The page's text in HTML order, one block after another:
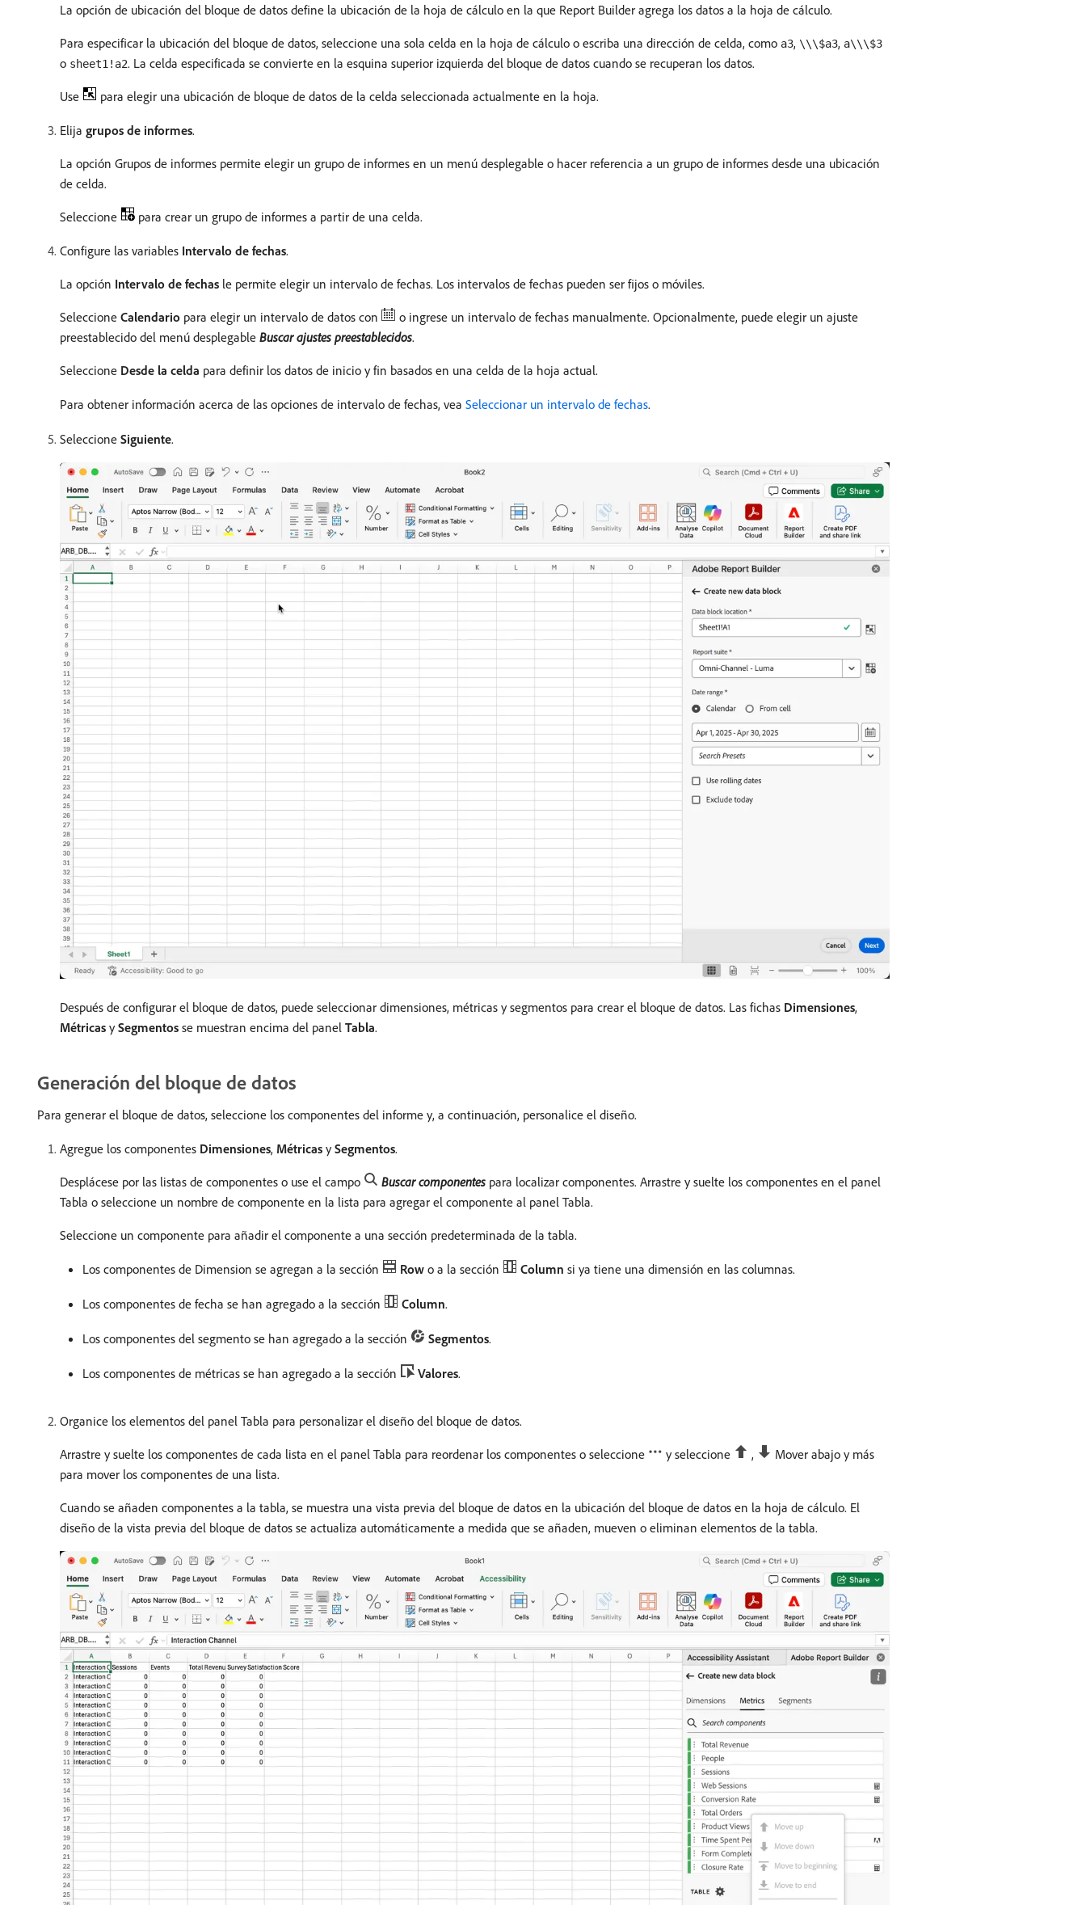
La opción de ubicación del bloque de datos define la ubicación de la hoja de cálculo en la que Report Builder agrega los datos a la hoja de cálculo.
Para especificar la ubicación del bloque de datos, seleccione una sola celda en la hoja de cálculo o escriba una dirección de celda, como a3, \\\$a3, a\\\$3
o sheet1!a2. La celda especificada se convierte en la esquina superior izquierda del bloque de datos cuando se recuperan los datos.
Use para elegir una ubicación de bloque de datos de la celda seleccionada actualmente en la hoja.
Elija grupos de informes.
La opción Grupos de informes permite elegir un grupo de informes en un menú desplegable o hacer referencia a un grupo de informes desde una ubicación
de celda.
Seleccione para crear un grupo de informes a partir de una celda.
Configure las variables Intervalo de fechas.
La opción Intervalo de fechas le permite elegir un intervalo de fechas. Los intervalos de fechas pueden ser fijos o móviles.
Seleccione Calendario para elegir un intervalo de datos con
o ingrese un intervalo de fechas manualmente. Opcionalmente, puede elegir un ajuste
preestablecido del menú desplegable Buscar ajustes preestablecidos.
Seleccione Desde la celda para definir los datos de inicio y fin basados en una celda de la hoja actual.
Para obtener información acerca de las opciones de intervalo de fechas, vea Seleccionar un intervalo de fechas.
Seleccione Siguiente.
Después de configurar el bloque de datos, puede seleccionar dimensiones, métricas y segmentos para crear el bloque de datos. Las fichas Dimensiones,
Métricas ySegmentos se muestran encima del panel Tabla.
Generación del bloque de datos
Para generar el bloque de datos, seleccione los componentes del informe y, a continuación, personalice el diseño.
Agregue los componentes Dimensiones, Métricas ySegmentos.
Desplácese por las listas de componentes o use el campo Buscar componentes para localizar componentes. Arrastre y suelte los componentes en el panel
Tabla o seleccione un nombre de componente en la lista para agregar el componente al panel Tabla.
Seleccione un componente para añadir el componente a una sección predeterminada de la tabla.
Los componentes de Dimension se agregan a la sección Row o a la sección Column si ya tiene una dimensión en las columnas.
Los componentes de fecha se han agregado a la sección Column.
Los componentes del segmento se han agregado a la sección Segmentos.
Los componentes de métricas se han agregado a la sección Valores.
Organice los elementos del panel Tabla para personalizar el diseño del bloque de datos.
Arrastre y suelte los componentes de cada lista en el panel Tabla para reordenar los componentes o seleccione y seleccione ,
Mover abajo y más
para mover los componentes de una lista.
Cuando se añaden componentes a la tabla, se muestra una vista previa del bloque de datos en la ubicación del bloque de datos en la hoja de cálculo. El
diseño de la vista previa del bloque de datos se actualiza automáticamente a medida que se añaden, mueven o eliminan elementos de la tabla.